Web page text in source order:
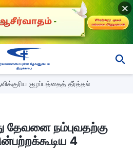
குழப்பத்தைத் தீர்த்தல்
தேவனை நம்புவதற்கு
4